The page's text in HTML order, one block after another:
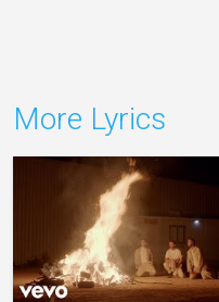
More Lyrics